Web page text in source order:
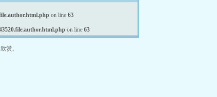
on line 63
on line 63
赏。